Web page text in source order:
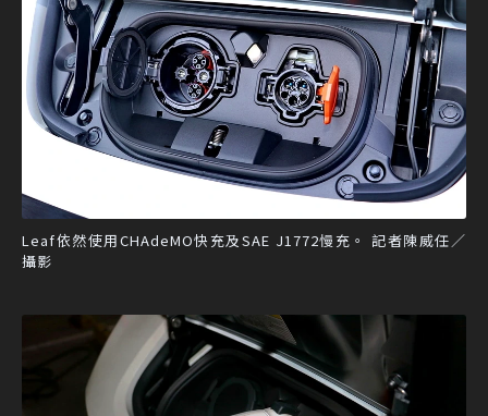
Leaf依然使用CHAdeMO快充及SAE J1772慢充。 記者陳威任／
攝影